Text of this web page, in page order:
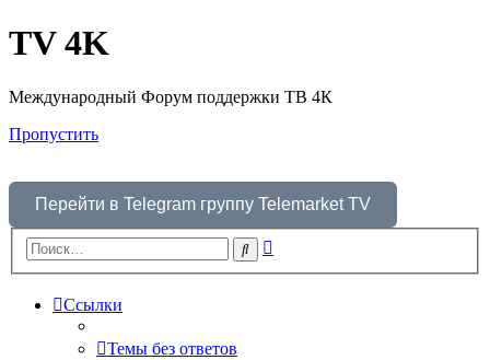
TV 4K
Международный Форум поддержки ТВ 4К
Пропустить
Перейти в Telegram группу Telemarket TV
Поиск
Ссылки
Темы без ответов